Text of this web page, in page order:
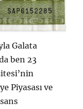
Galata
ben 23
Piyasası ve